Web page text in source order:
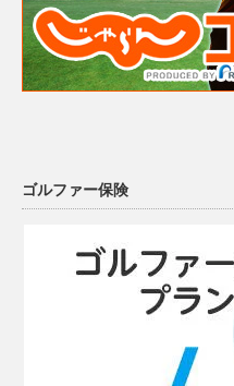
ゴルファー保険